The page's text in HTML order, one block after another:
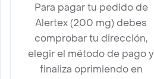
Para pagar tu pedido de
Alertex (200 mg) debes
comprobar tu dirección,
elegir el método de pago y
finaliza oprimiendo en